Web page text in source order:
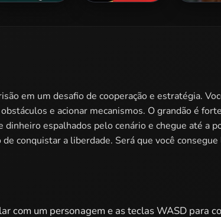
em um desafio de cooperação e estratégia.
e acionar mecanismos. O grandão é
espalhados pelo cenário e chegue até a
conquistar a liberdade. Será que você
com um personagem e as teclas WASD para